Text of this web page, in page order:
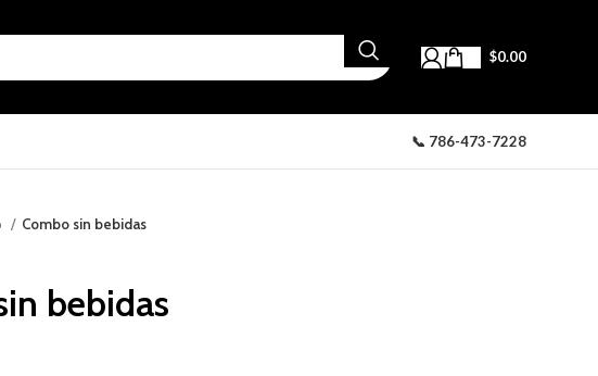
$0.00
📞 786-473-7228
Combo sin bebidas
bebidas